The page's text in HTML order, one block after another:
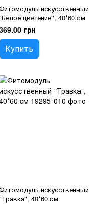
искусственный
цветение", 40*60 cм
грн
Купить
искусственный
40*60 cм